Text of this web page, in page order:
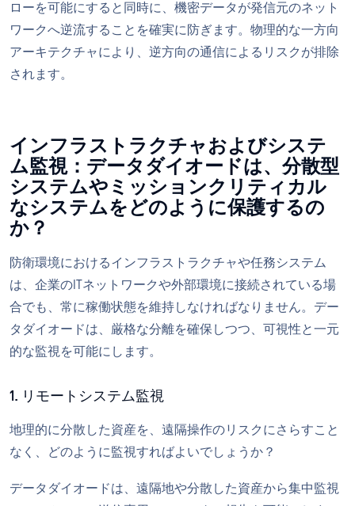
ローを可能にすると同時に、機密データが発信元のネット
ワークへ逆流することを確実に防ぎます。物理的な一方向
アーキテクチャにより、逆方向の通信によるリスクが排除
されます。
インフラストラクチャおよびシステ
ム監視：データダイオードは、分散型
システムやミッションクリティカル
なシステムをどのように保護するの
か？
防衛環境におけるインフラストラクチャや任務システム
は、企業のITネットワークや外部環境に接続されている場
合でも、常に稼働状態を維持しなければなりません。デー
タダイオードは、厳格な分離を確保しつつ、可視性と一元
的な監視を可能にします。
1. リモートシステム監視
地理的に分散した資産を、遠隔操作のリスクにさらすこと
なく、どのように監視すればよいでしょうか？
データダイオードは、遠隔地や分散した資産から集中監視